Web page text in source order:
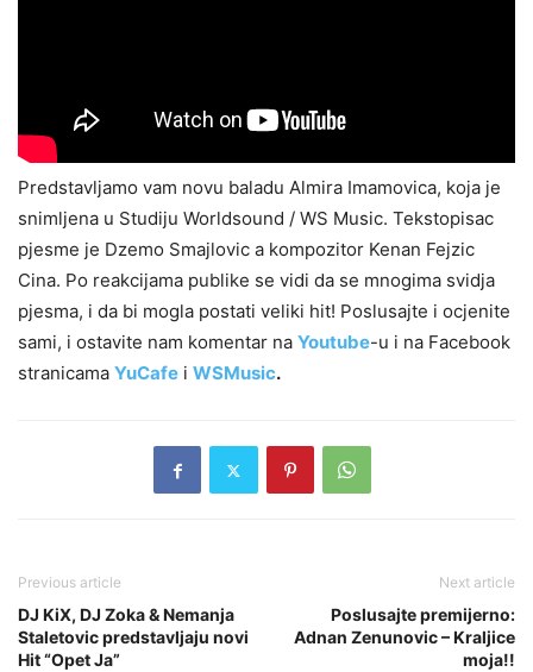
Predstavljamo vam novu baladu Almira Imamovica, koja je
snimljena u Studiju Worldsound / WS Music. Tekstopisac
pjesme je Dzemo Smajlovic a kompozitor Kenan Fejzic
Cina. Po reakcijama publike se vidi da se mnogima svidja
pjesma, i da bi mogla postati veliki hit! Poslusajte i ocjenite
sami, i ostavite nam komentar na Youtube-u i na Facebook
stranicama YuCafe i WSMusic.
Previous article
DJ KiX, DJ Zoka & Nemanja
Staletovic predstavljaju novi
Hit “Opet Ja”
Next article
Poslusajte premijerno:
Adnan Zenunovic – Kraljice
moja!!